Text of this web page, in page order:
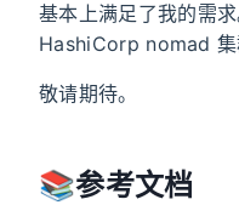
基本上满足了我的需
HashiCorp nomad 集
敬请期待。
📚️参考文档